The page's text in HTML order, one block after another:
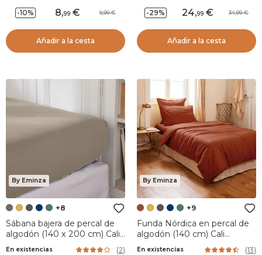
-10% 8,99 9,99
Añadir a la cesta
-29% 24,99 34,99
Añadir a la cesta
By Eminza
+8
Sábana bajera de percal de
algodón (140 x 200 cm) Cali
En existencias (2)
By Eminza
+9
Funda Nórdica en percal de
algodón (140 cm) Cali
En existencias (13)